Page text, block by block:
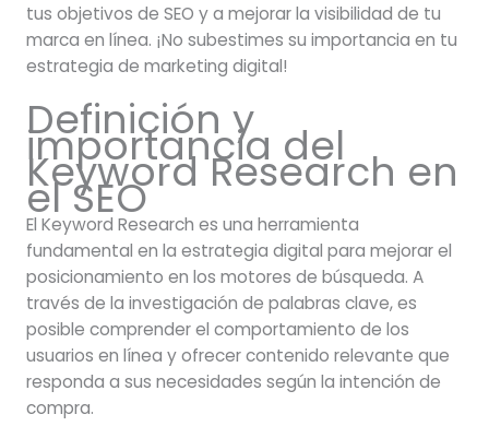
tus objetivos de SEO y a mejorar la visibilidad de tu
marca en línea. ¡No subestimes su importancia en tu
estrategia de marketing digital!
Definición y
importancia del
Keyword Research en
el SEO
El Keyword Research es una herramienta
fundamental en la estrategia digital para mejorar el
posicionamiento en los motores de búsqueda. A
través de la investigación de palabras clave, es
posible comprender el comportamiento de los
usuarios en línea y ofrecer contenido relevante que
responda a sus necesidades según la intención de
compra.